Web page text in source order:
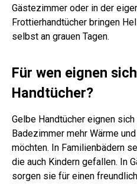
Gästezimmer oder in der
Frottierhandtücher bringen
selbst an grauen Tagen.
Für wen eignen
Handtücher?
Gelbe Handtücher eignen
Badezimmer mehr Wärme
möchten. In Familienbädern
die auch Kindern gefallen. In
sorgen sie für einen